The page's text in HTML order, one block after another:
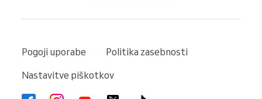
Pogoji uporabe
Politika zasebnosti
Nastavitve piškotkov